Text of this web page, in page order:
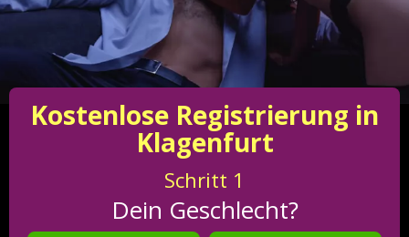
Kostenlose Registrierung in
Klagenfurt
Schritt 1
Dein Geschlecht?